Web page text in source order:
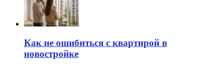
Как не ошибиться с квартирой в
новостройке